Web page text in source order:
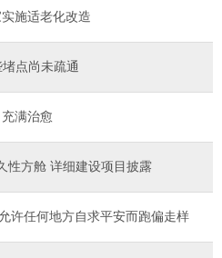
施适老化改造
点尚未疏通
满治愈
性方舱 详细建设项目披露
许任何地方自求平安而跑偏走样